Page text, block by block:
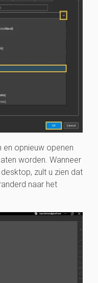
en opnieuw openen
worden. Wanneer
zult u zien dat
naar het